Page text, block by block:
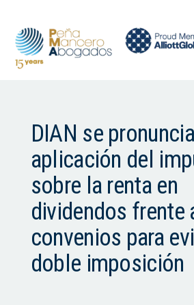
DIAN se
aplicación del
sobre la renta en
dividendos frente
convenios para
doble imposición